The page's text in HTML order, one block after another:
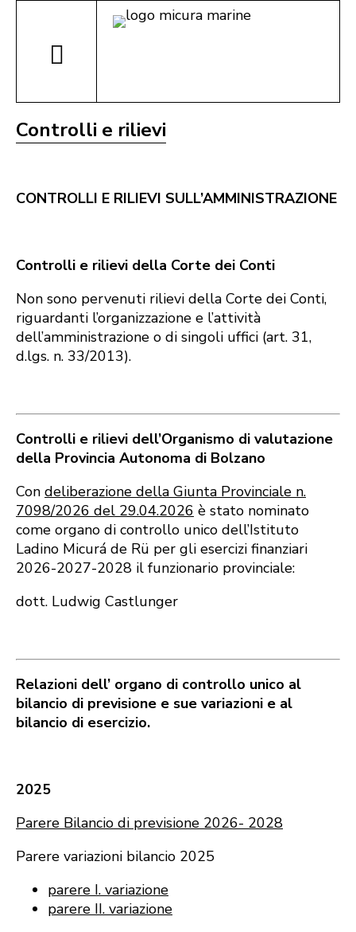
Controlli e rilievi
CONTROLLI E RILIEVI SULL’AMMINISTRAZIONE
Controlli e rilievi della Corte dei Conti
Non sono pervenuti rilievi della Corte dei Conti,
riguardanti l’organizzazione e l’attività
dell’amministrazione o di singoli uffici (art. 31,
d.lgs. n. 33/2013).
Controlli e rilievi dell’Organismo di valutazione
della Provincia Autonoma di Bolzano
Con deliberazione della Giunta Provinciale n.
7098/2026 del 29.04.2026 è stato nominato
come organo di controllo unico dell’Istituto
Ladino Micurá de Rü per gli esercizi finanziari
2026-2027-2028 il funzionario provinciale:
dott. Ludwig Castlunger
Relazioni dell’ organo di controllo unico al
bilancio di previsione e sue variazioni e al
bilancio di esercizio.
2025
Parere Bilancio di previsione 2026- 2028
Parere variazioni bilancio 2025
parere I. variazione
parere II. variazione